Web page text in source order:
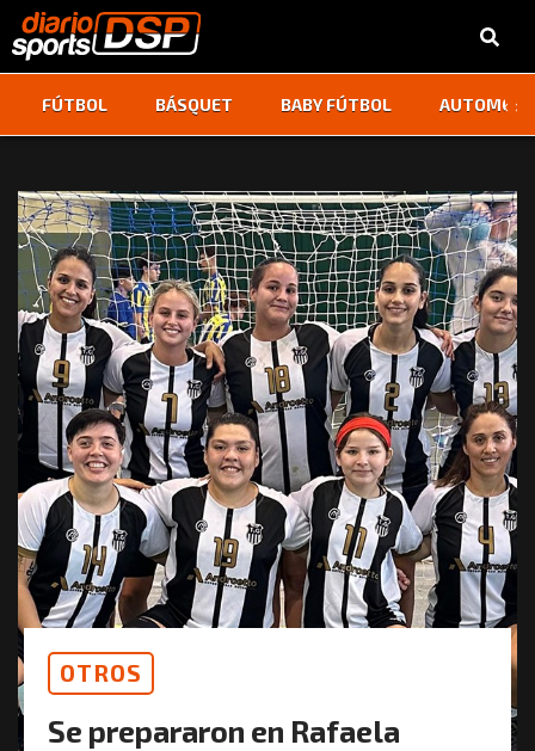
FÚTBOL BÁSQUET BABY FÚTBOL ‹ ›
OTROS
Se prepararon en Rafaela